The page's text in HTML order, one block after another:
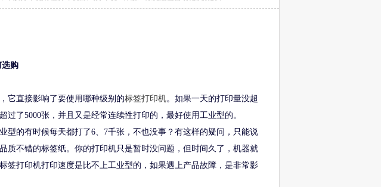
选购
它直接影响了要使用哪种级别的标签打印机。如果一天的打印量没超
过了5000张，并且又是经常连续性打印的，最好使用工业型的。
型的有时候每天都打了6、7千张，不也没事？有这样的疑问，只能说
质不错的标签纸。你的打印机只是暂时没问题，但时间久了，机器就
签打印机打印速度是比不上工业型的，如果遇上产品故障，是非常影